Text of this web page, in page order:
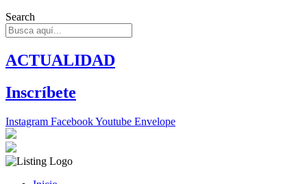
Search
ACTUALIDAD
Inscríbete
Instagram FacebookYoutube Envelope